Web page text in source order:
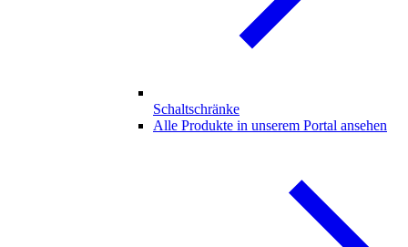
Schaltschränke
Alle Produkte in unserem Portal ansehen